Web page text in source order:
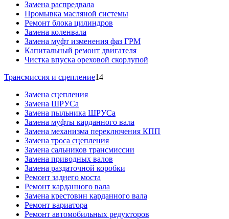
Замена распредвала
Промывка масляной системы
Ремонт блока цилиндров
Замена коленвала
Замена муфт изменения фаз ГРМ
Капитальный ремонт двигателя
Чистка впуска ореховой скорлупой
Трансмиссия и сцепление14
Замена сцепления
Замена ШРУСа
Замена пыльника ШРУСа
Замена муфты карданного вала
Замена механизма переключения КПП
Замена троса сцепления
Замена сальников трансмиссии
Замена приводных валов
Замена раздаточной коробки
Ремонт заднего моста
Ремонт карданного вала
Замена крестовин карданного вала
Ремонт вариатора
Ремонт автомобильных редукторов